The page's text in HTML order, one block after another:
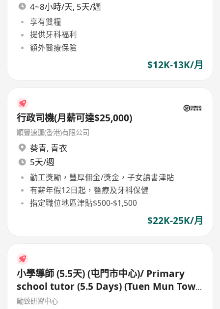
4~8小時/天, 5天/週
享有雙糧
提供牙科福利
額外醫療保險
$12K-13K/月
行政司機(月薪可達$25,000)
順豐速運(香港)有限公司
葵青, 青衣
5天/週
勤工獎勵，豐厚佣金/獎金，子女讀書津貼
有薪年假12日起，醫療及牙科保健
指定職位地區津貼$500-$1,500
$22K-25K/月
小學導師 (5.5天) (屯門市中心)/ Primary
school tutor (5.5 Days) (Tuen Mun Town
Centre)
勵致研習中心